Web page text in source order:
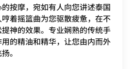
按摩，宛如有人向您讲述泰国
着摇篮曲为您驱散疲惫，在不
神的效果。专业娴熟的传统手
的精油和精华，让您由内而外
。